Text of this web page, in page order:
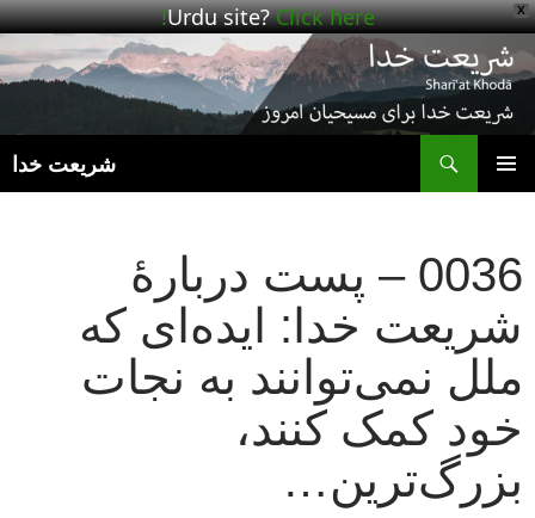
X
Urdu site?Click here!
شریعت خدا
0036 – پست دربارهٔ
شریعت خدا: ایده‌ای که
ملل نمی‌توانند به نجات
خود کمک کنند،
بزرگ‌ترین…